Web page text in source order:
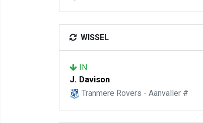
WISSEL
IN
J. Davison
Tranmere Rovers - Aanvaller #